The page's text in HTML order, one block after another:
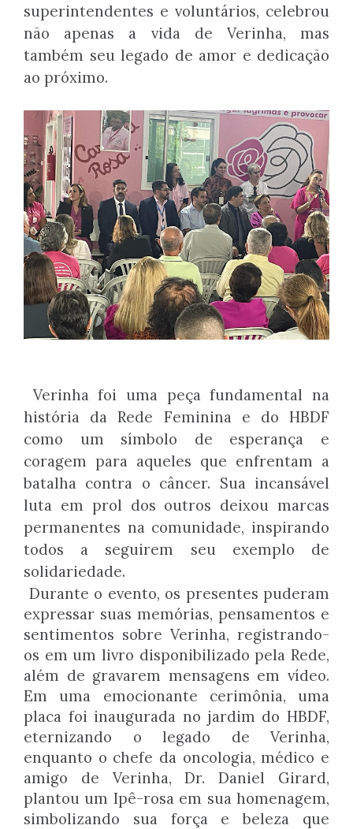
superintendentes e voluntários, celebrou
não apenas a vida de Verinha, mas
também seu legado de amor e dedicação
ao próximo.
Verinha foi uma peça fundamental na
história da Rede Feminina e do HBDF
como um símbolo de esperança e
coragem para aqueles que enfrentam a
batalha contra o câncer. Sua incansável
luta em prol dos outros deixou marcas
permanentes na comunidade, inspirando
todos a seguirem seu exemplo de
solidariedade.
Durante o evento, os presentes puderam
expressar suas memórias, pensamentos e
sentimentos sobre Verinha, registrando-
os em um livro disponibilizado pela Rede,
além de gravarem mensagens em vídeo.
Em uma emocionante cerimônia, uma
placa foi inaugurada no jardim do HBDF,
eternizando o legado de Verinha,
enquanto o chefe da oncologia, médico e
amigo de Verinha, Dr. Daniel Girard,
plantou um Ipê-rosa em sua homenagem,
simbolizando sua força e beleza que